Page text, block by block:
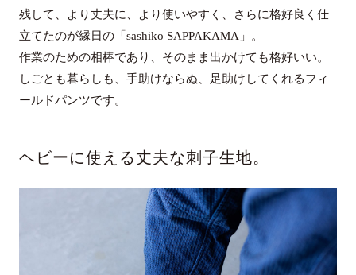
残して、より丈夫に、より使いやすく、さらに格好良く仕
立てたのが縁日の「sashiko SAPPAKAMA」。
作業のための相棒であり、そのまま出かけても格好いい。
しごとも暮らしも、手助けならぬ、足助けしてくれるフィ
ールドパンツです。
ヘビーに使える丈夫な刺子生地。